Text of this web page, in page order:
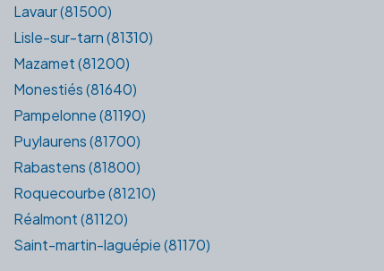
Lavaur (81500)
Lisle-sur-tarn (81310)
Mazamet (81200)
Monestiés (81640)
Pampelonne (81190)
Puylaurens (81700)
Rabastens (81800)
Roquecourbe (81210)
Réalmont (81120)
Saint-martin-laguépie (81170)